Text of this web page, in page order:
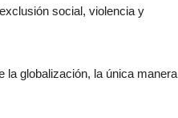
social, violencia y
la globalización, la única manera